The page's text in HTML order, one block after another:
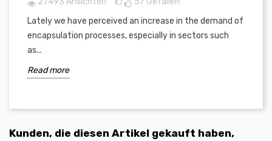
Lately we have perceived an increase in the demand of
encapsulation processes, especially in sectors such
as...
Read more
Kunden, die diesen Artikel gekauft haben,